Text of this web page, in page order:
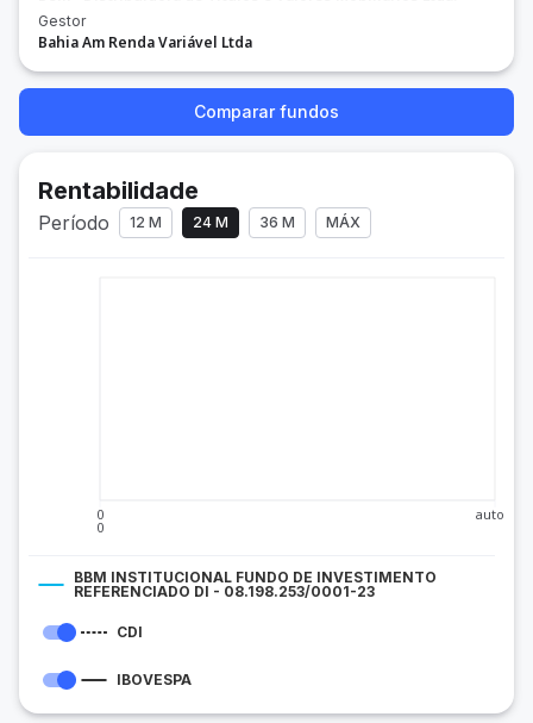
Gestor
Bahia Am Renda Variável Ltda
Comparar fundos
Rentabilidade
Período 12 M 24 M 36 M MÁX
0
0
auto
BBM INSTITUCIONAL FUNDO DE INVESTIMENTO
REFERENCIADO DI - 08.198.253/0001-23
CDI
IBOVESPA